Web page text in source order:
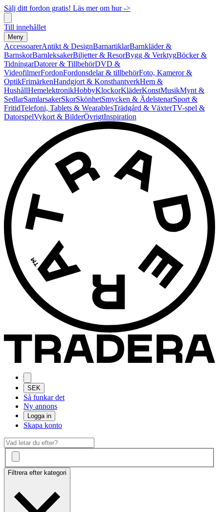
Sälj ditt fordon gratis! Läs mer om hur ->
Till innehållet
Meny
AccessoarerAntikt & DesignBarnartiklarBarnkläder &
BarnskorBarnleksakerBiljetter & ResorBygg & VerktygBöcker &
TidningarDatorer & TillbehörDVD &
VideofilmerFordonFordonsdelar & tillbehörFoto, Kameror &
OptikFrimärkenHandgjort & KonsthantverkHem &
HushållHemelektronikHobbyKlockorKläderKonstMusikMynt &
SedlarSamlarsakerSkorSkönhetSmycken & ÄdelstenarSport &
FritidTelefoni, Tablets & WearablesTrädgård & VäxterTV-spel &
DatorspelVykort & BilderÖvrigtInspiration
SEK
Så funkar det
Ny annons
Logga in
Skapa konto
Filtrera efter kategori